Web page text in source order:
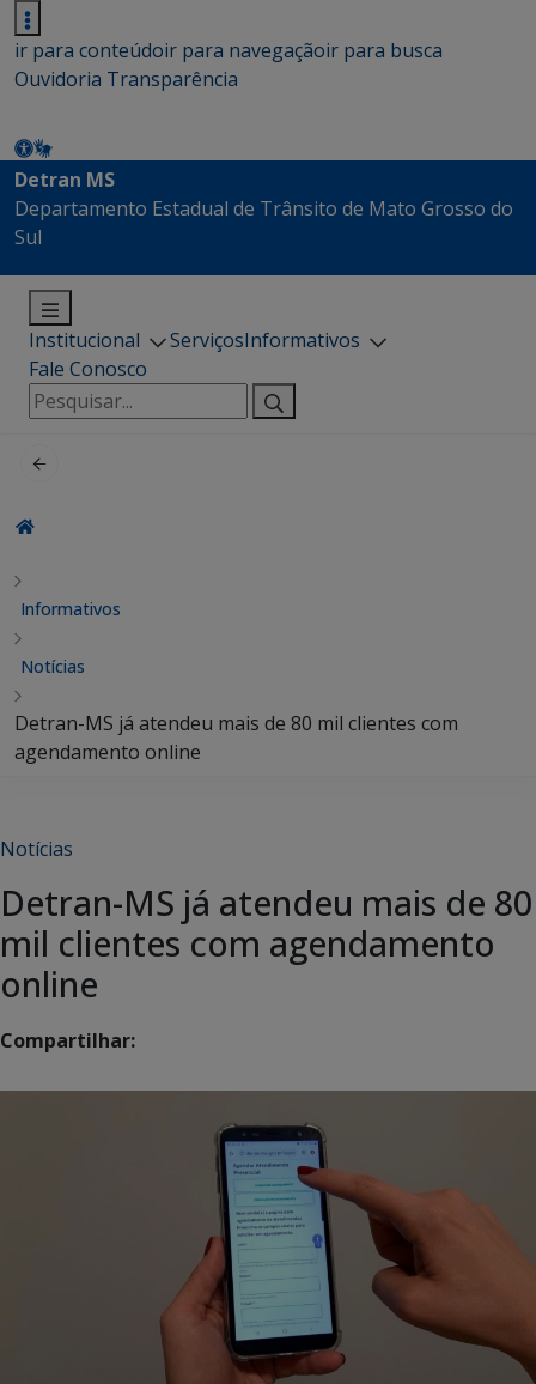
ir para conteúdoir para navegaçãoir para busca
Ouvidoria Transparência
Detran MS
Departamento Estadual de Trânsito de Mato Grosso do
Sul
Institucional ServiçosInformativos
Fale Conosco
Pesquisar
por:
Informativos
Notícias
Detran-MS já atendeu mais de 80 mil clientes com
agendamento online
Notícias
Detran-MS já atendeu mais de 80
mil clientes com agendamento
online
Compartilhar: